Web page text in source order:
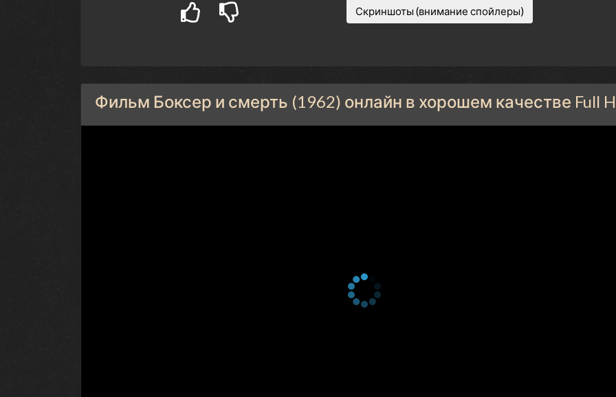
Скриншоты (внимание спойлеры)
Фильм Боксер и смерть (1962) онлайн в хорошем качестве Full